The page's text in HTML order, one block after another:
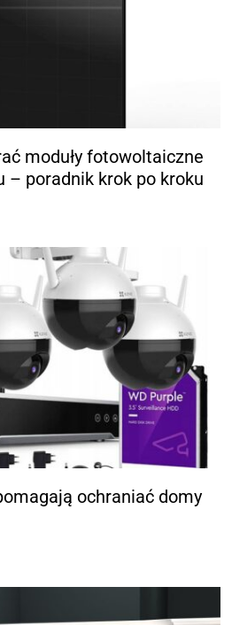
moduły fotowoltaiczne
– poradnik krok po kroku
ochraniać domy